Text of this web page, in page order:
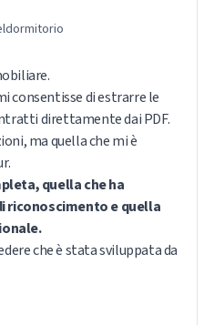
consentisse di estrarre le
direttamente dai PDF.
ma quella che mi è
quella che ha
e quella
che è stata sviluppata da